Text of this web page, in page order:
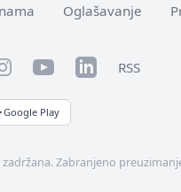
Oglašavanje
YouTubeLinkedInRSS
Google Play
Zabranjeno